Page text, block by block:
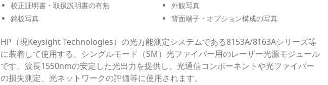
校正証明書・取扱説明書の有無
外観写真
銘板写真
背面端子・オプション構成の写真
HP（現Keysight Technologies）の光万能測定システムである8153A/8163Aシリーズ等
に装着して使用する、シングルモード（SM）光ファイバー用のレーザー光源モジュール
です。波長1550nmの安定した光出力を提供し、光通信コンポーネントや光ファイバー
の損失測定、光ネットワークの評価等に使用されます。